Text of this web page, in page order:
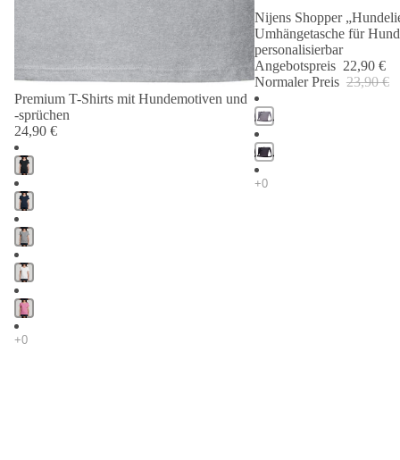
Premium T-Shirts mit Hundemotiven und
-sprüchen
24,90 €
Angebot 🐾
Nijens Shopper
Umhängetasche für
personalisierbar
Angebotspreis 22,90 €
Normaler Preis 23,90 €